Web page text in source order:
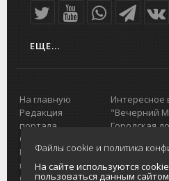
ЕЩЕ...
На главную
Редакция
портала
О проекте
Реклама на
портале
Отзывы и
Интересное
"Вечерний
Городская
Главный
Колымы
Политика в
Файлы cookie и политика
На сайте используются
пользоваться данным